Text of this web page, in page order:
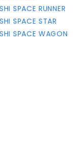
SPACE RUNNER
SPACE STAR
SPACE WAGON